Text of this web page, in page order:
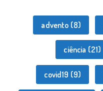
advento (8)
ciência (21)
covid19 (9)